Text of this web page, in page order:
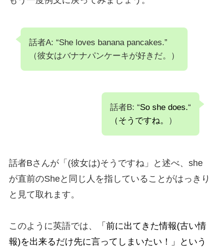
話者A: “She loves banana pancakes.”
（彼女はバナナパンケーキが好きだ。）
話者B: “So she does.“
（そうですね。
）
話者Bさんが「(彼女は)そうですね」と述べ、she
が直前のSheと同じ人を指していることがはっきり
と見て取れます。
このように英語では、
「前に出てきた情報(古い情
報)を出来るだけ先に言ってしまいたい！」
という